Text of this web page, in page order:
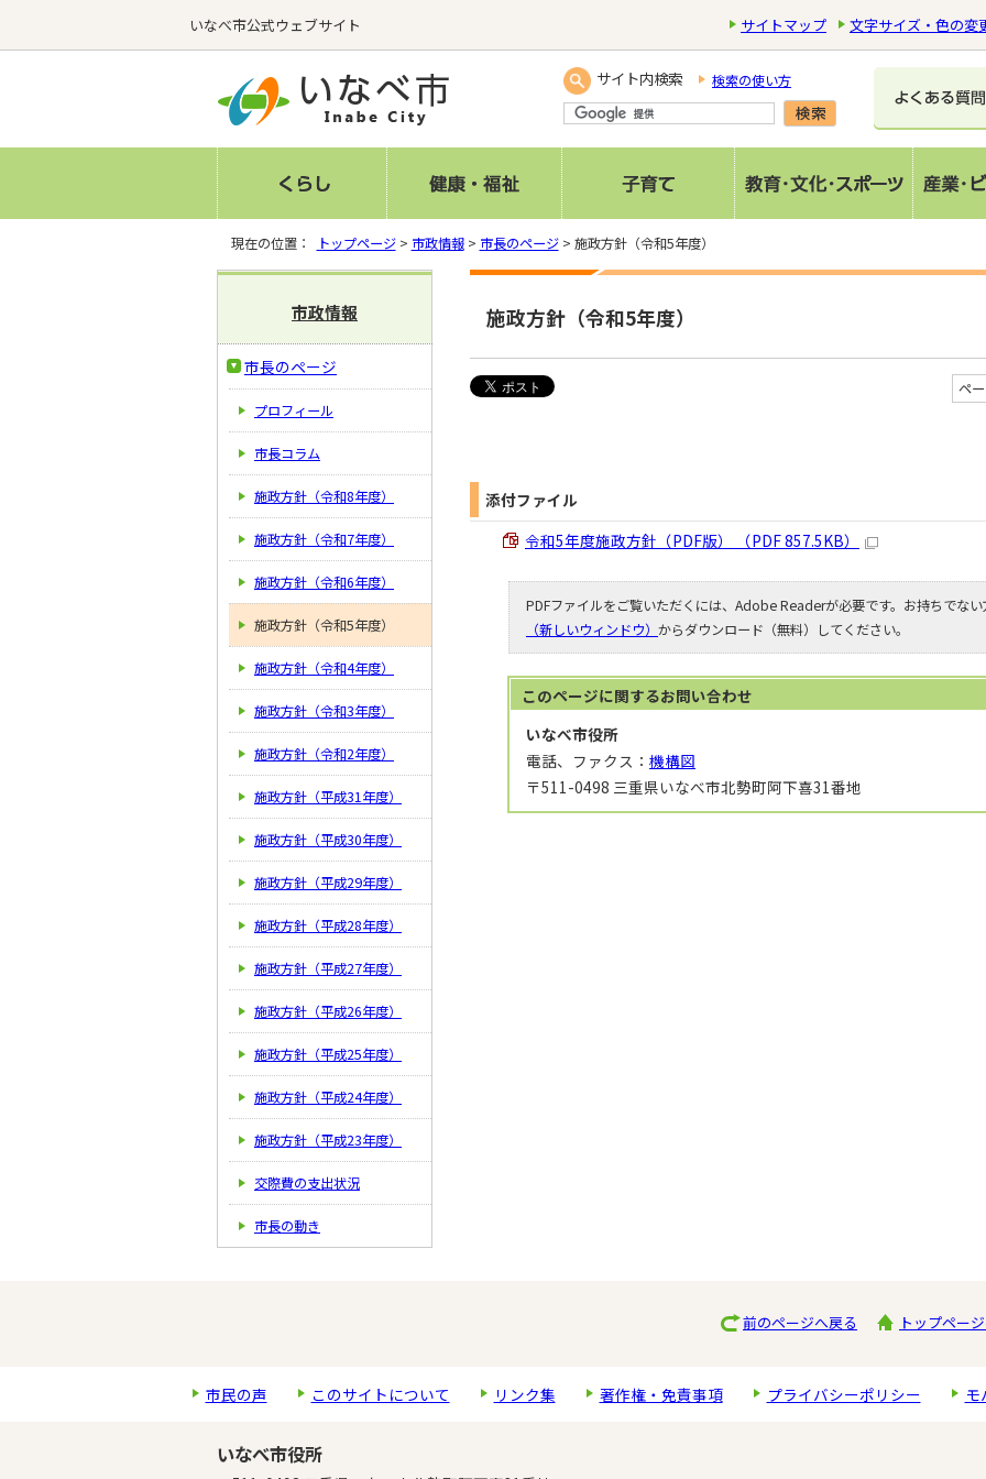
いなべ市公式ウェブサイト サイトマップ 文字サイズ・色の変
サイト内検索 検索の使い方
現在の位置： トップページ> 市政情報> 市長のページ> 施政方針（令和5年度）
施政方針（令和5年度）
ペ
添付ファイル
令和5年度施政方針（PDF版） （PDF 857.5KB）
PDFファイルをご覧いただくには、Adobe Readerが必要です。お持ちでな
（新しいウィンドウ） からダウンロード（無料）してください。
このページに関するお問い合わせ
いなべ市役所
電話、ファクス： 機構図
〒511-0498 三重県いなべ市北勢町阿下喜31番地
市政情報
市長のページ
プロフィール
市長コラム
施政方針（令和8年度）
施政方針（令和7年度）
施政方針（令和6年度）
施政方針（令和5年度）
施政方針（令和4年度）
施政方針（令和3年度）
施政方針（令和2年度）
施政方針（平成31年度）
施政方針（平成30年度）
施政方針（平成29年度）
施政方針（平成28年度）
施政方針（平成27年度）
施政方針（平成26年度）
施政方針（平成25年度）
施政方針（平成24年度）
施政方針（平成23年度）
交際費の支出状況
市長の動き
前のページへ戻る トップペー
市民の声 このサイトについて リンク集 著作権・免責事項 プライバシーポリシー モ
いなべ市役所